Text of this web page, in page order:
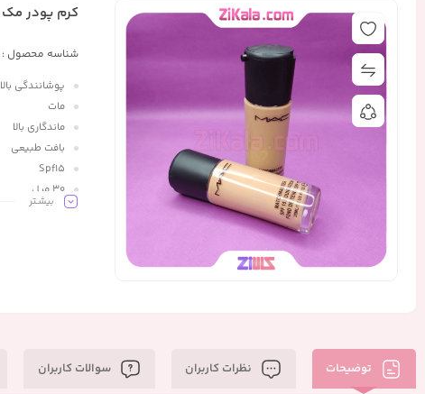
کرم پودر مک M.A.C
شناسه محصول :
پوشانندگی بالا
مات
ماندگاری بالا
بافت طبیعی
Spf15
۳۰ میل
بیشـتر
توضیحات نظرات کاربران سوالات کاربران